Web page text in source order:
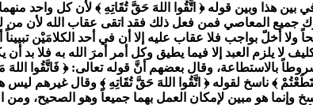
بين هذا وبين قوله ﴿ اتَّقُوا اللهَ حَقَّ تُقَاتِهِ ﴾ لأن كل واحد
جميع المعاصي فمن فعل ذلك فقد اتقى عقاب الله لأن من
ولا أخلّ بواجب فلا عقاب عليه إلا أن في أحد الكلامَيْن تبييناً
لا يلزم العبد إلا فيما يطيق وكل أمر أمرَ الله به فلا بد أن
بالاستطاعة، وقال بعضهم أنَّ قوله تعالى: ﴿ فَاتَّقُوا اللهَ
﴾ ناسخ لقوله ﴿ اتَّقُوا اللهَ حَقَّ تُقَاتِهِ ﴾ وقال غيرهم ليس
وإنما هو مبين لإمكان العمل بهما جميعاً وهو الصحيح، ومن